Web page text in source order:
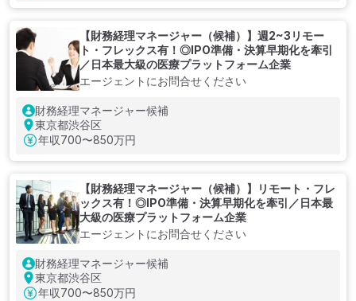
【財務経理マネージャー（候補）】週2~3リモー
ト・フレックス有！◎IPO準備・決算早期化を牽引
／日本最大級の医療プラットフォーム企業
エージェントにお問合せください
財務経理マネージャー候補
東京都渋谷区
年収700〜850万円
【財務経理マネージャー（候補）】リモート・フレ
ックス有！◎IPO準備・決算早期化を牽引／日本最
大級の医療プラットフォーム企業
エージェントにお問合せください
財務経理マネージャー候補
東京都渋谷区
年収700〜850万円